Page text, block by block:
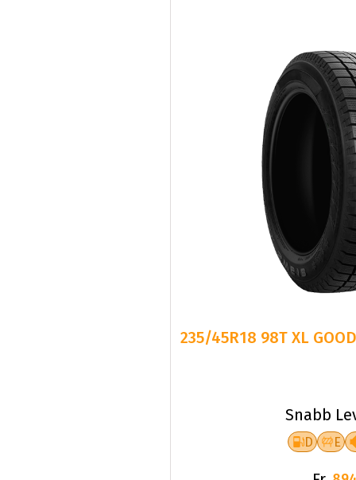
235/45R18 98T XL
Snabb
D E